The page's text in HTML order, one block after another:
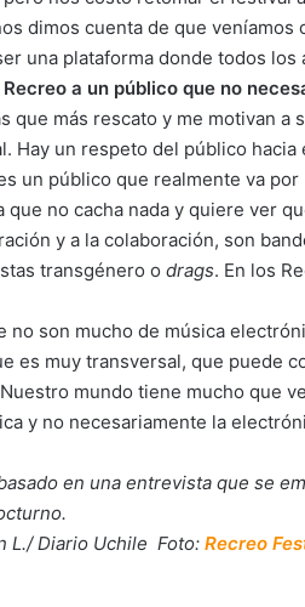
dimos cuenta de que
una plataforma donde todos
a un público que no
que más rescato y me motivan
Hay un respeto del público
un público que realmente va
que no cacha nada y quiere ver
y a la colaboración, son
transgénero o drags. En los
no son mucho de música
es muy transversal, que puede
mundo tiene mucho que
y no necesariamente la
en una entrevista que se
L./ Diario Uchile Foto: Recreo